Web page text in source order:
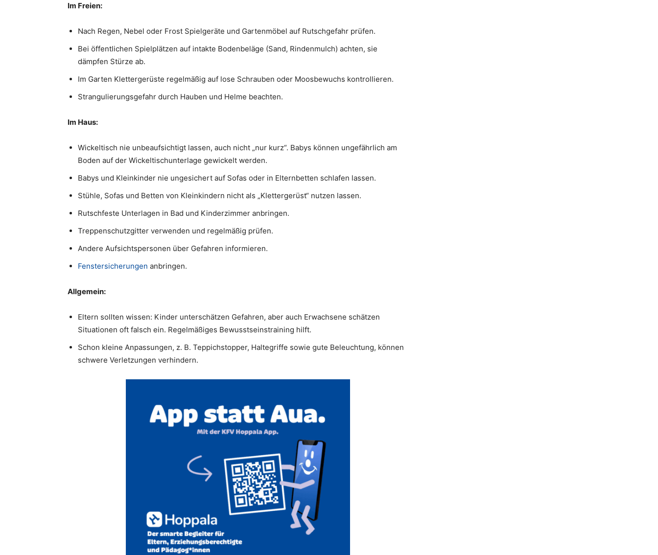
Im Freien:
Nach Regen, Nebel oder Frost Spielgeräte und Gartenmöbel auf Rutschgefahr prüfen.
Bei öffentlichen Spielplätzen auf intakte Bodenbeläge (Sand, Rindenmulch) achten, sie
dämpfen Stürze ab.
Im Garten Klettergerüste regelmäßig auf lose Schrauben oder Moosbewuchs kontrollieren.
Strangulierungsgefahr durch Hauben und Helme beachten.
Im Haus:
Wickeltisch nie unbeaufsichtigt lassen, auch nicht „nur kurz“. Babys können ungefährlich am
Boden auf der Wickeltischunterlage gewickelt werden.
Babys und Kleinkinder nie ungesichert auf Sofas oder in Elternbetten schlafen lassen.
Stühle, Sofas und Betten von Kleinkindern nicht als „Klettergerüst“ nutzen lassen.
Rutschfeste Unterlagen in Bad und Kinderzimmer anbringen.
Treppenschutzgitter verwenden und regelmäßig prüfen.
Andere Aufsichtspersonen über Gefahren informieren.
Fenstersicherungen anbringen.
Allgemein:
Eltern sollten wissen: Kinder unterschätzen Gefahren, aber auch Erwachsene schätzen
Situationen oft falsch ein. Regelmäßiges Bewusstseinstraining hilft.
Schon kleine Anpassungen, z. B. Teppichstopper, Haltegriffe sowie gute Beleuchtung, können
schwere Verletzungen verhindern.